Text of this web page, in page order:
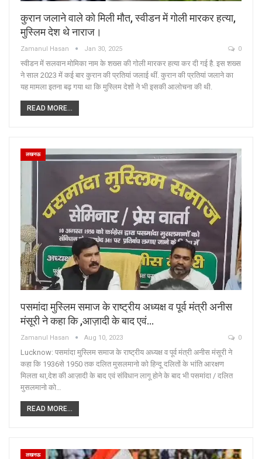
कुरान जलाने वाले को मिली मौत, स्वीडन में गोली मारकर हत्या,
मुस्लिम देश थे नाराज।
Zamanul Hasan Jan 30, 2025 0
स्वीडन में सलवान मोमिका नाम के शख्स की गोली मारकर हत्या कर दी गई है. इस शख्स
ने साल 2023 में कई बार कुरान की प्रतियां जलाई थीं. कुरान की प्रतियां जलाने का
यह मामला इतना बढ़ गया था कि मुस्लिम देशों ने भी इसकी आलोचना की थी.
READ MORE...
लखनऊ
पसमांदा मुस्लिम समाज के राष्ट्रीय अध्यक्ष व पूर्व मंत्री अनीस
मंसूरी ने कहा कि ,आज़ादी के बाद एवं…
Zamanul Hasan Aug 10, 2023 0
Lucknow: पसमांदा मुस्लिम समाज के राष्ट्रीय अध्यक्ष व पूर्व मंत्री अनीस मंसूरी ने
कहा कि 1936से 1950 तक दलित मुसलमानो को हिन्दू दलितों के भांति आरक्षण
मिलता था,देश की आज़ादी के बाद एवं संविधान लागू होने के बाद भी पसमांदा / दलित
मुसलमानो को…
READ MORE...
लखनऊ